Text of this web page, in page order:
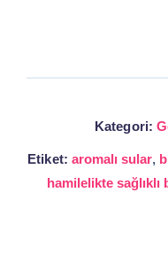
Kategori:
Etiket: aromalı sular,
hamilelikte sağlıklı